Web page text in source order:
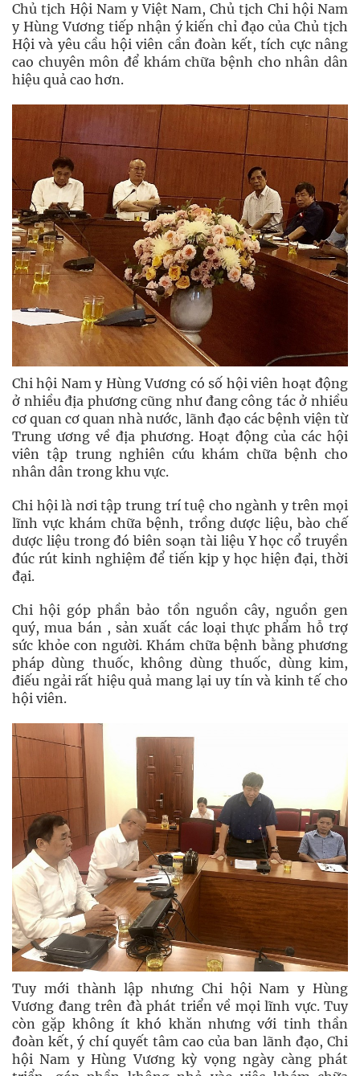
Chủ tịch Hội Nam y Việt Nam, Chủ tịch Chi hội Nam
y Hùng Vương tiếp nhận ý kiến chỉ đạo của Chủ tịch
Hội và yêu cầu hội viên cần đoàn kết, tích cực nâng
cao chuyên môn để khám chữa bệnh cho nhân dân
hiệu quả cao hơn.
Chi hội Nam y Hùng Vương có số hội viên hoạt động
ở nhiều địa phương cũng như đang công tác ở nhiều
cơ quan cơ quan nhà nước, lãnh đạo các bệnh viện từ
Trung ương về địa phương. Hoạt động của các hội
viên tập trung nghiên cứu khám chữa bệnh cho
nhân dân trong khu vực.
Chi hội là nơi tập trung trí tuệ cho ngành y trên mọi
lĩnh vực khám chữa bệnh, trồng dược liệu, bào chế
dược liệu trong đó biên soạn tài liệu Y học cổ truyền
đúc rút kinh nghiệm để tiến kịp y học hiện đại, thời
đại.
Chi hội góp phần bảo tồn nguồn cây, nguồn gen
quý, mua bán , sản xuất các loại thực phẩm hỗ trợ
sức khỏe con người. Khám chữa bệnh bằng phương
pháp dùng thuốc, không dùng thuốc, dùng kim,
điếu ngải rất hiệu quả mang lại uy tín và kinh tế cho
hội viên.
Tuy mới thành lập nhưng Chi hội Nam y Hùng
Vương đang trên đà phát triển về mọi lĩnh vực. Tuy
còn gặp không ít khó khăn nhưng với tinh thần
đoàn kết, ý chí quyết tâm cao của ban lãnh đạo, Chi
hội Nam y Hùng Vương kỳ vọng ngày càng phát